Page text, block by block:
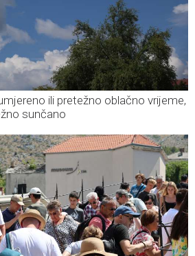
ili pretežno oblačno vrijeme,
sunčano